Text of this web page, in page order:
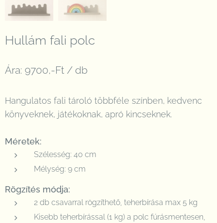
Hullám fali polc
Ára: 9700,-Ft / db
Hangulatos fali tároló többféle színben, kedvenc
könyveknek, játékoknak, apró kincseknek.
Méretek:
Szélesség: 40 cm
Mélység: 9 cm
Rögzítés módja:
2 db csavarral rögzíthető, teherbírása max 5 kg
Kisebb teherbírással (1 kg) a polc fúrásmentesen,